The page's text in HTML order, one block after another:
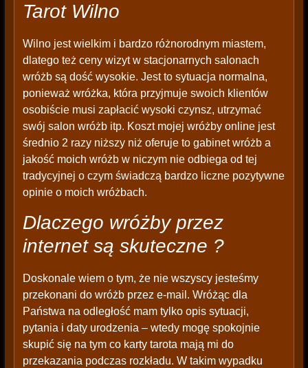
Tarot Wilno
Wilno jest wielkim i bardzo różnorodnym miastem,
dlatego też ceny wizyt w stacjonarnych salonach
wróżb są dość wysokie. Jest to sytuacja normalna,
ponieważ wróżka, która przyjmuje swoich klientów
osobiście musi zapłacić wysoki czynsz, utrzymać
swój salon wróżb itp. Koszt mojej wróżby online jest
średnio 2 razy niższy niż oferuje to gabinet wróżb a
jakość moich wróżb w niczym nie odbiega od tej
tradycyjnej o czym świadczą bardzo liczne pozytywne
opinie o moich wróżbach.
Dlaczego wróżby przez
internet są skuteczne ?
Doskonale wiem o tym, że nie wszyscy jesteśmy
przekonani do wróżb przez e-mail. Wróżąc dla
Państwa na odległość mam tylko opis sytuacji,
pytania i daty urodzenia – wtedy mogę spokojnie
skupić się na tym co karty tarota mają mi do
przekazania podczas rozkładu. W takim wypadku